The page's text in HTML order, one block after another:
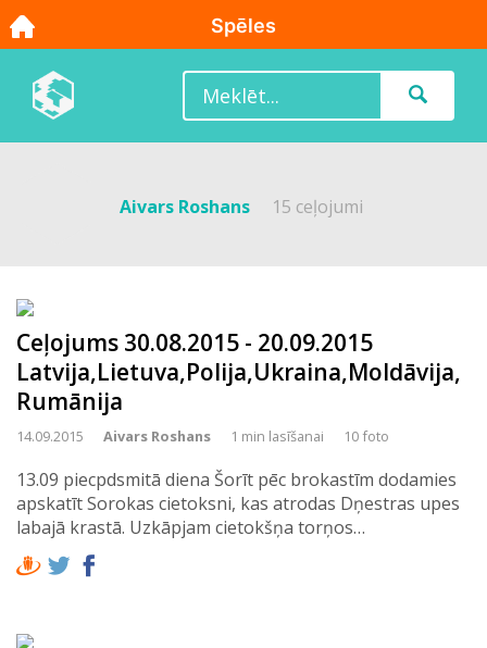
Aivars Roshans 15 ceļojumi
Ceļojums 30.08.2015 - 20.09.2015
Latvija,Lietuva,Polija,Ukraina,Moldāvija,
Rumānija
14.09.2015 Aivars Roshans 1 min lasīšanai 10 foto
13.09 piecpdsmitā diena Šorīt pēc brokastīm dodamies
apskatīt Sorokas cietoksni, kas atrodas Dņestras upes
labajā krastā. Uzkāpjam cietokšņa torņos…